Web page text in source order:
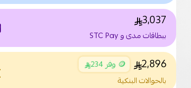
3,037
ببطاقات مدى و STC Pay
2,896 🪙 وفر 234
بالحوالات البنكية